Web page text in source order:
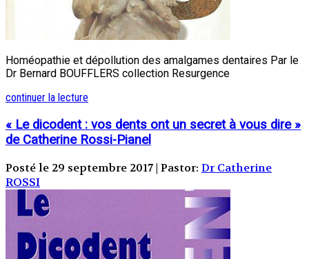
Homéopathie et dépollution des amalgames dentaires Par le
Dr Bernard BOUFFLERS collection Resurgence
continuer la lecture
« Le dicodent : vos dents ont un secret à vous dire »
de Catherine Rossi-Pianel
Posté le 29 septembre 2017 | Pastor: Dr Catherine
ROSSI